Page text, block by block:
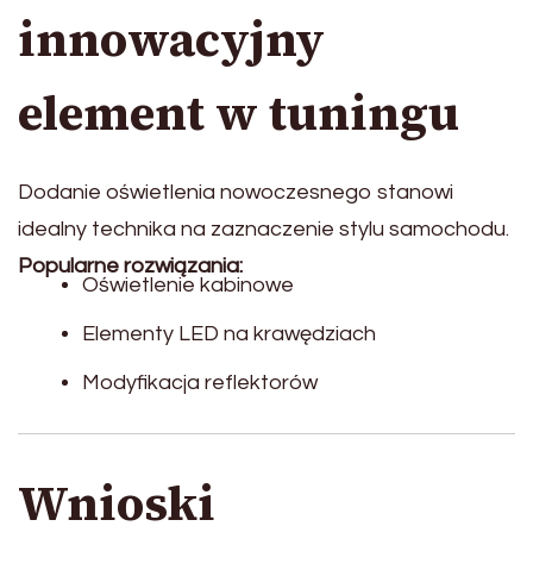
innowacyjny
element w tuningu
Dodanie oświetlenia nowoczesnego stanowi
idealny technika na zaznaczenie stylu samochodu.
Popularne rozwiązania:
Oświetlenie kabinowe
Elementy LED na krawędziach
Modyfikacja reflektorów
Wnioski